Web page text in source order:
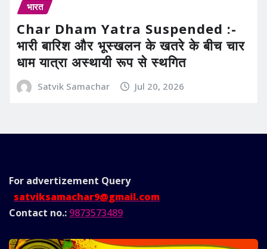
भारत
Char Dham Yatra Suspended :-
भारी बारिश और भूस्खलन के खतरे के बीच चार
धाम यात्रा अस्थायी रूप से स्थगित
Satvik Samachar Jul 20, 2026
For advertizement Query
satviksamachar9@gmail.com
Contact no.: 9873573489